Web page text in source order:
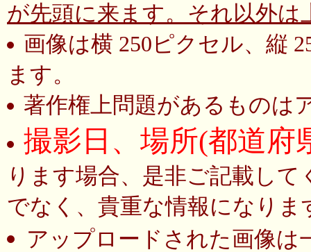
が先頭に来ます。それ以外は
画像は横 250ピクセル、縦
ます。
著作権上問題があるものは
撮影日、場所(都道府
ります場合、是非ご記載し
でなく、貴重な情報になりま
アップロードされた画像